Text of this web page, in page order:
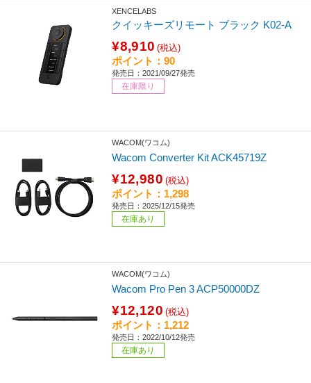
XENCELABS
クイッキーズリモート ブラック K02-A
¥8,910 (税込)
ポイント：90
発売日：2021/09/27発売
在庫限り
WACOM(ワコム)
Wacom Converter Kit ACK45719Z
¥12,980 (税込)
ポイント：1,298
発売日：2025/12/15発売
在庫あり
WACOM(ワコム)
Wacom Pro Pen 3 ACP50000DZ
¥12,120 (税込)
ポイント：1,212
発売日：2022/10/12発売
在庫あり